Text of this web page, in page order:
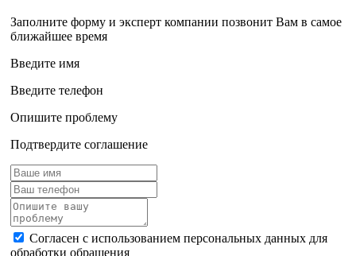
Заполните форму и эксперт компании позвонит Вам в самое
ближайшее время
Введите имя
Введите телефон
Опишите проблему
Подтвердите соглашение
Согласен с использованием персональных данных для
обработки обращения